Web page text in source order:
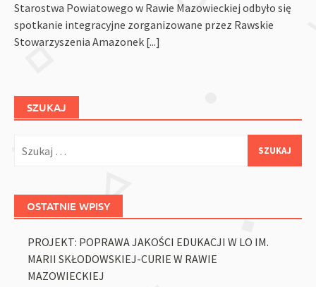
Starostwa Powiatowego w Rawie Mazowieckiej odbyło się
spotkanie integracyjne zorganizowane przez Rawskie
Stowarzyszenia Amazonek [...]
SZUKAJ
OSTATNIE WPISY
PROJEKT: POPRAWA JAKOŚCI EDUKACJI W LO IM.
MARII SKŁODOWSKIEJ-CURIE W RAWIE
MAZOWIECKIEJ